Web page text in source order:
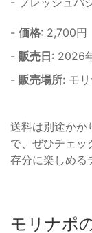
- 価格: 2,700円
- 販売日: 2026
- 販売場所: モ
送料は別途かか
で、ぜひチェッ
存分に楽しめる
モリナポ